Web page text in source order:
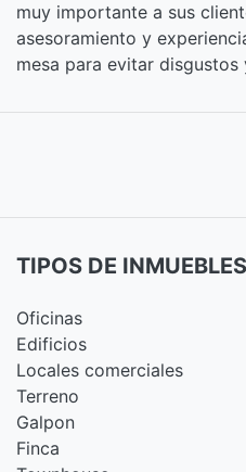
muy importante a sus
asesoramiento y
mesa para evitar disgustos
TIPOS DE INMUEBLES
Oficinas
Edificios
Locales comerciales
Terreno
Galpon
Finca